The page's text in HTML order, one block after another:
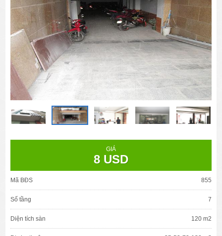
GIÁ
8 USD
Mã BĐS 855
Số tầng 7
Diện tích sàn 120 m2